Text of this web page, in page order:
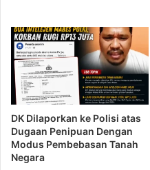
DK Dilaporkan ke Polisi atas
Dugaan Penipuan Dengan
Modus Pembebasan Tanah
Negara